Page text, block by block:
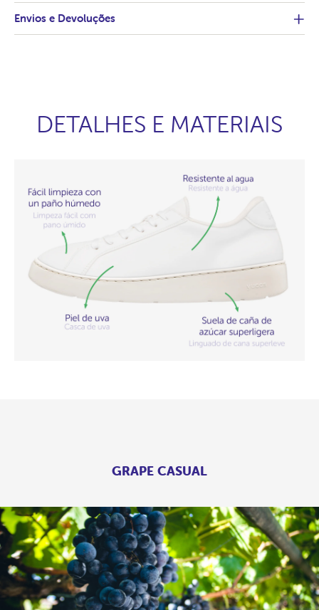
Envios e Devoluções
DETALHES E MATERIAIS
GRAPE CASUAL